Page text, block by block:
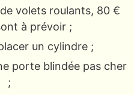
volets roulants, 80 €
à prévoir ;
un cylindre ;
porte blindée pas cher
;